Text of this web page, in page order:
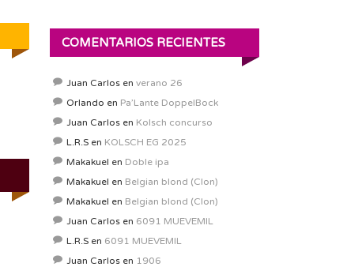
COMENTARIOS RECIENTES
Juan Carlos en verano 26
Orlando en Pa’Lante DoppelBock
Juan Carlos en Kolsch concurso
L.R.S en KOLSCH EG 2025
Makakuel en Doble ipa
Makakuel en Belgian blond (Clon)
Makakuel en Belgian blond (Clon)
Juan Carlos en 6091 MUEVEMIL
L.R.S en 6091 MUEVEMIL
Juan Carlos en 1906